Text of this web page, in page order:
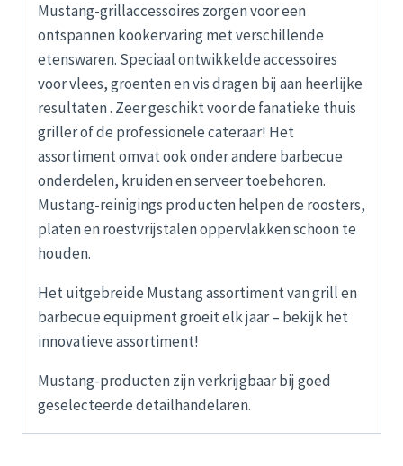
Mustang-grillaccessoires zorgen voor een
ontspannen kookervaring met verschillende
etenswaren. Speciaal ontwikkelde accessoires
voor vlees, groenten en vis dragen bij aan heerlijke
resultaten . Zeer geschikt voor de fanatieke thuis
griller of de professionele cateraar! Het
assortiment omvat ook onder andere barbecue
onderdelen, kruiden en serveer toebehoren.
Mustang-reinigings producten helpen de roosters,
platen en roestvrijstalen oppervlakken schoon te
houden.
Het uitgebreide Mustang assortiment van grill en
barbecue equipment groeit elk jaar – bekijk het
innovatieve assortiment!
Mustang-producten zijn verkrijgbaar bij goed
geselecteerde detailhandelaren.